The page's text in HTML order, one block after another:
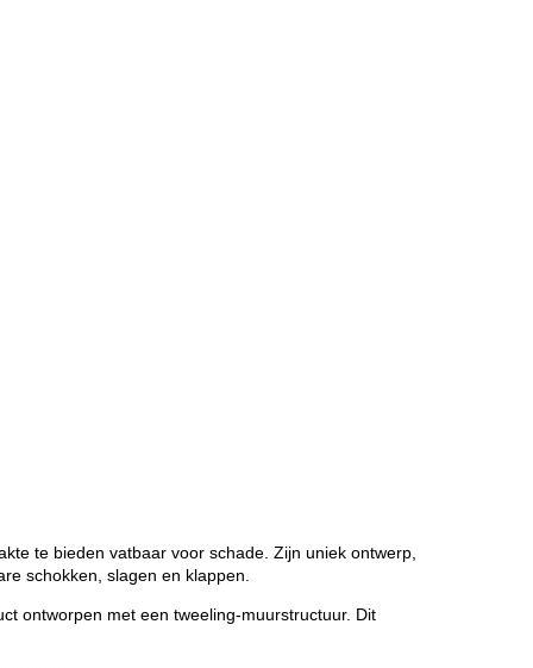
te bieden vatbaar voor schade. Zijn uniek ontwerp,
schokken, slagen en klappen.
ontworpen met een tweeling-muurstructuur. Dit